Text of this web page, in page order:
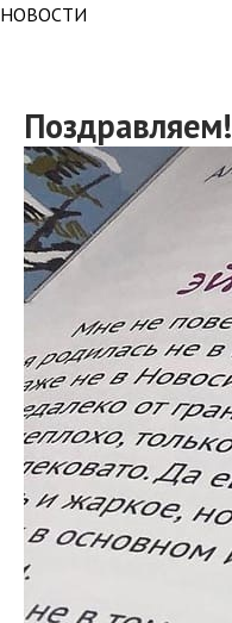
НОВОСТИ
Поздравляем!